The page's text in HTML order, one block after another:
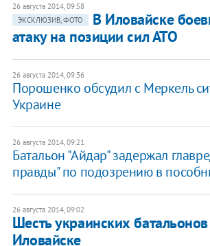
26 августа 2014, 09:58
ЭКСКЛЮЗИВ, ФОТО
В Иловайске
атаку на позиции сил АТО
26 августа 2014, 09:36
Порошенко обсудил с Меркель
Украине
26 августа 2014, 09:21
Батальон "Айдар" задержал
правды" по подозрению в
26 августа 2014, 09:02
Шесть украинских
Иловайске